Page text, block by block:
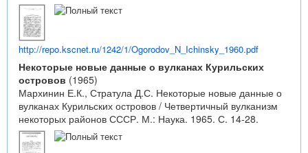
http://repo.kscnet.ru/1242/1/Ogorodov_N_Ichinsky_1960.pdf
Некоторые новые данные о вулканах Курильских
островов (1965)
Мархинин Е.К., Стратула Д.С. Некоторые новые данные о
вулканах Курильских островов / Четвертичный вулканизм
некоторых районов СССР. М.: Наука. 1965. С. 14-28.